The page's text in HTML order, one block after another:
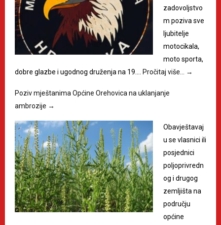
zadovoljstvo
m poziva sve
ljubitelje
motocikala,
moto sporta,
dobre glazbe i ugodnog druženja na 19.… Pročitaj više… →
Poziv mještanima Općine Orehovica na uklanjanje
ambrozije →
Obavještavaj
u se vlasnici ili
posjednici
poljoprivredn
og i drugog
zemljišta na
području
općine